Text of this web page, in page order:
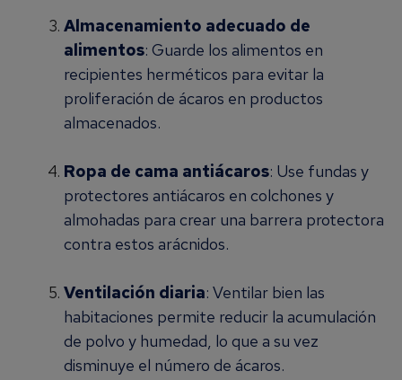
Almacenamiento adecuado de
alimentos: Guarde los alimentos en
recipientes herméticos para evitar la
proliferación de ácaros en productos
almacenados.
Ropa de cama antiácaros: Use fundas y
protectores antiácaros en colchones y
almohadas para crear una barrera protectora
contra estos arácnidos.
Ventilación diaria: Ventilar bien las
habitaciones permite reducir la acumulación
de polvo y humedad, lo que a su vez
disminuye el número de ácaros.